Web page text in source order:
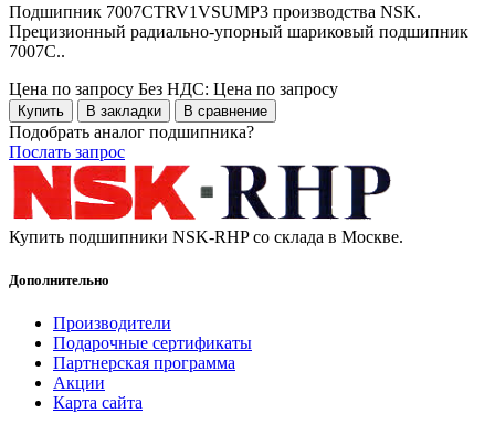
Подшипник 7007CTRV1VSUMP3 производства NSK.
Прецизионный радиально-упорный шариковый подшипник
7007C..
Цена по запросу Без НДС: Цена по запросу
Купить В закладки В сравнение
Подобрать аналог подшипника?
Послать запрос
Купить подшипники NSK-RHP со склада в Москве.
Дополнительно
Производители
Подарочные сертификаты
Партнерская программа
Акции
Карта сайта